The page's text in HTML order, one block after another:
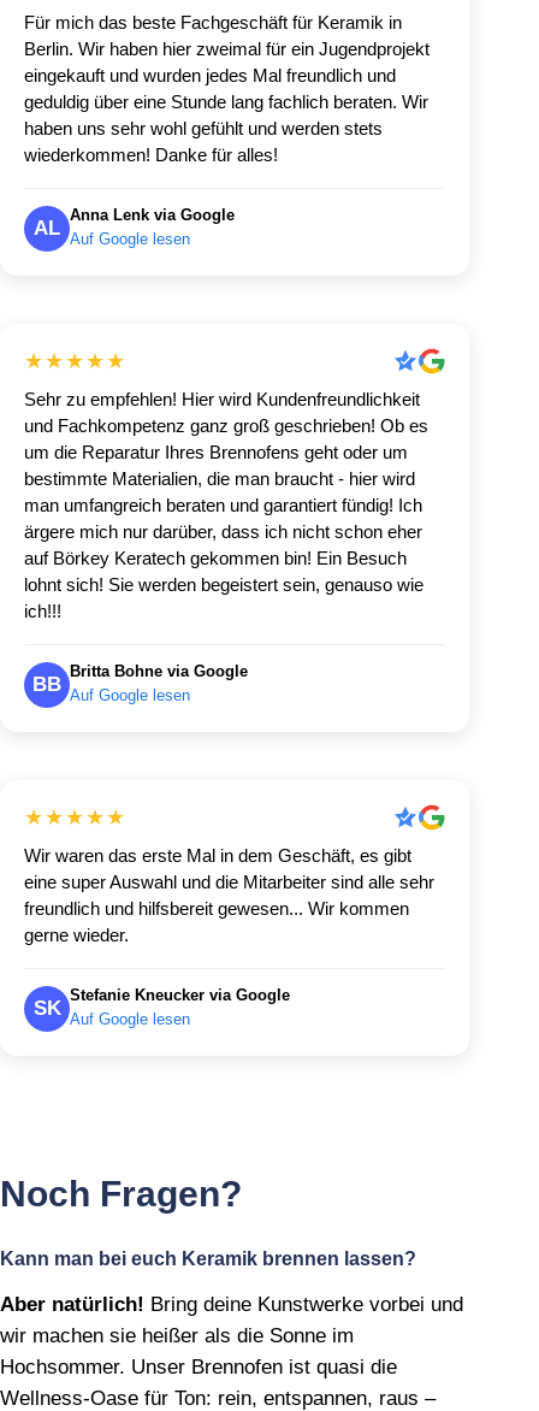
Für mich das beste Fachgeschäft für Keramik in
Berlin. Wir haben hier zweimal für ein Jugendprojekt
eingekauft und wurden jedes Mal freundlich und
geduldig über eine Stunde lang fachlich beraten. Wir
haben uns sehr wohl gefühlt und werden stets
wiederkommen! Danke für alles!
AL
Anna Lenk via Google
Auf Google lesen
★★★★★
Sehr zu empfehlen! Hier wird Kundenfreundlichkeit
und Fachkompetenz ganz groß geschrieben! Ob es
um die Reparatur Ihres Brennofens geht oder um
bestimmte Materialien, die man braucht - hier wird
man umfangreich beraten und garantiert fündig! Ich
ärgere mich nur darüber, dass ich nicht schon eher
auf Börkey Keratech gekommen bin! Ein Besuch
lohnt sich! Sie werden begeistert sein, genauso wie
ich!!!
BB
Britta Bohne via Google
Auf Google lesen
★★★★★
Wir waren das erste Mal in dem Geschäft, es gibt
eine super Auswahl und die Mitarbeiter sind alle sehr
freundlich und hilfsbereit gewesen... Wir kommen
gerne wieder.
SK
Stefanie Kneucker via Google
Auf Google lesen
Noch Fragen?
Kann man bei euch Keramik brennen lassen?
Aber natürlich! Bring deine Kunstwerke vorbei und
wir machen sie heißer als die Sonne im
Hochsommer. Unser Brennofen ist quasi die
Wellness‑Oase für Ton: rein, entspannen, raus –